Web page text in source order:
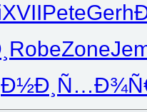
XVIIPeteGerh
RobeZone